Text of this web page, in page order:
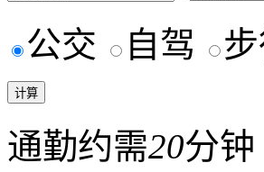
公交 自驾
通勤约需20分钟